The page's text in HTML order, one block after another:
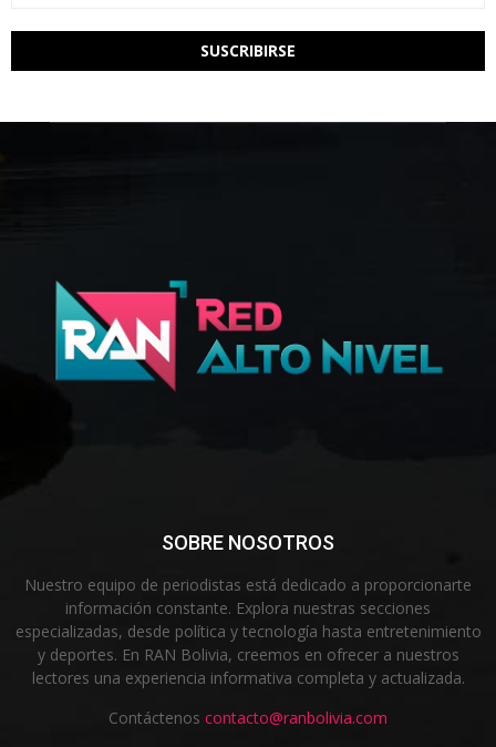
SOBRE NOSOTROS
Nuestro equipo de periodistas está dedicado a proporcionarte
información constante. Explora nuestras secciones
especializadas, desde política y tecnología hasta entretenimiento
y deportes. En RAN Bolivia, creemos en ofrecer a nuestros
lectores una experiencia informativa completa y actualizada.
Contáctenos contacto@ranbolivia.com